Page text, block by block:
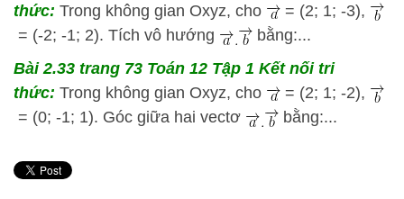
thức: Trong không gian Oxyz, cho
= (2; 1; -3),
= (-2; -1; 2). Tích vô hướng
bằng:...
Bài 2.33 trang 73 Toán 12 Tập 1 Kết nối tri
thức: Trong không gian Oxyz, cho
= (2; 1; -2),
= (0; -1; 1). Góc giữa hai vectơ
bằng:...